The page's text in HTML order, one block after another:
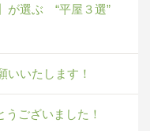
が選ぶ “平屋３選”
いいたします！
ございました！